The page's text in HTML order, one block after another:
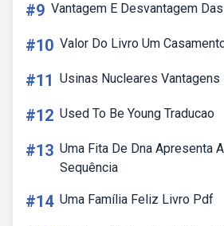
#9 Vantagem E Desvantagem
#10 Valor Do Livro Um
#11 Usinas Nucleares Vantagens
#12 Used To Be Young Traducao
#13 Uma Fita De Dna Apresenta
Sequência
#14 Uma Família Feliz Livro Pdf